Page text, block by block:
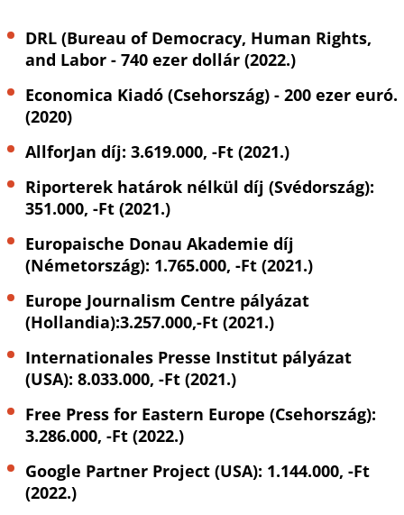
DRL (Bureau of Democracy, Human Rights,
and Labor - 740 ezer dollár (2022.)
Economica Kiadó (Csehország) - 200 ezer euró.
(2020)
AllforJan díj: 3.619.000, -Ft (2021.)
Riporterek határok nélkül díj (Svédország):
351.000, -Ft (2021.)
Europaische Donau Akademie díj
(Németország): 1.765.000, -Ft (2021.)
Europe Journalism Centre pályázat
(Hollandia):3.257.000,-Ft (2021.)
Internationales Presse Institut pályázat
(USA): 8.033.000, -Ft (2021.)
Free Press for Eastern Europe (Csehország):
3.286.000, -Ft (2022.)
Google Partner Project (USA): 1.144.000, -Ft
(2022.)